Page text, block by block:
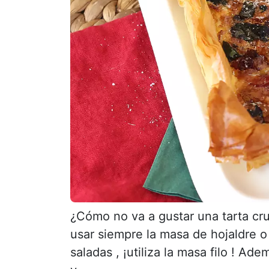
¿Cómo no va a gustar una tarta
usar siempre la masa de hojaldre
saladas , ¡utiliza la masa filo !